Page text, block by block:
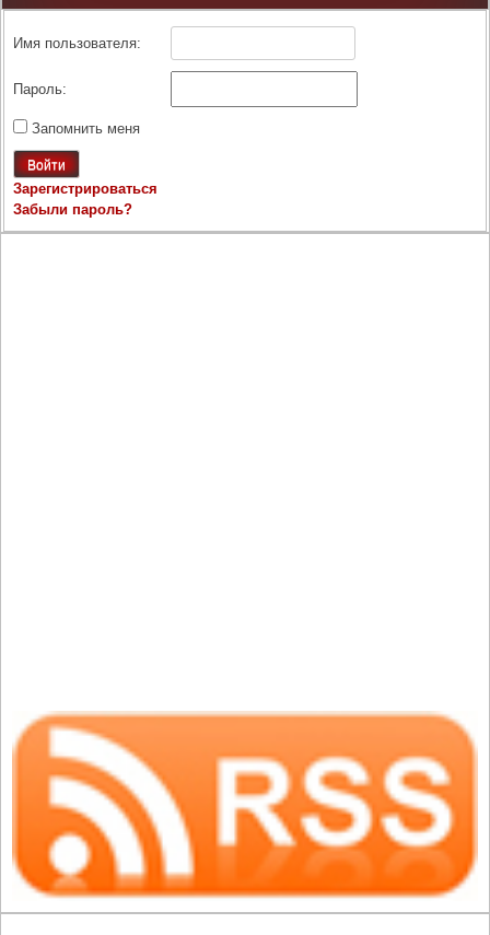
Имя пользователя:
Пароль:
Запомнить меня
Войти
Зарегистрироваться
Забыли пароль?